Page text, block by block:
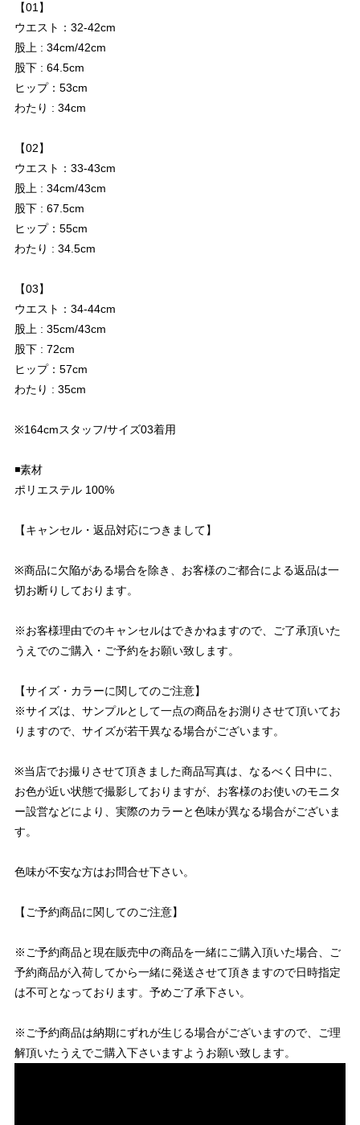
【01】
ウエスト：32-42cm
股上 : 34cm/42cm
股下 : 64.5cm
ヒップ：53cm
わたり : 34cm
【02】
ウエスト：33-43cm
股上 : 34cm/43cm
股下 : 67.5cm
ヒップ：55cm
わたり : 34.5cm
【03】
ウエスト：34-44cm
股上 : 35cm/43cm
股下 : 72cm
ヒップ：57cm
わたり : 35cm
※164cmスタッフ/サイズ03着用
◾️素材
ポリエステル 100%
【キャンセル・返品対応につきまして】
※商品に欠陥がある場合を除き、お客様のご都合による返品は一
切お断りしております。
※お客様理由でのキャンセルはできかねますので、ご了承頂いた
うえでのご購入・ご予約をお願い致します。
【サイズ・カラーに関してのご注意】
※サイズは、サンプルとして一点の商品をお測りさせて頂いてお
りますので、サイズが若干異なる場合がございます。
※当店でお撮りさせて頂きました商品写真は、なるべく日中に、
お色が近い状態で撮影しておりますが、お客様のお使いのモニタ
ー設営などにより、実際のカラーと色味が異なる場合がございま
す。
色味が不安な方はお問合せ下さい。
【ご予約商品に関してのご注意】
※ご予約商品と現在販売中の商品を一緒にご購入頂いた場合、ご
予約商品が入荷してから一緒に発送させて頂きますので日時指定
は不可となっております。予めご了承下さい。
※ご予約商品は納期にずれが生じる場合がございますので、ご理
解頂いたうえでご購入下さいますようお願い致します。